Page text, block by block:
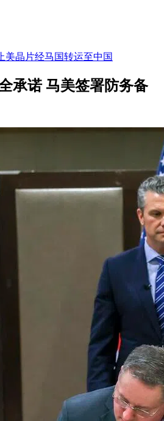
美晶片经马国转运至中国
承诺 马美签署防务备